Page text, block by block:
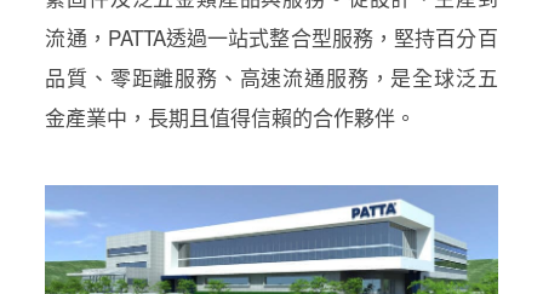
流通，PATTA透過一站式整合型服務，堅持百分百
品質、零距離服務、高速流通服務，是全球泛五
金產業中，長期且值得信賴的合作夥伴。